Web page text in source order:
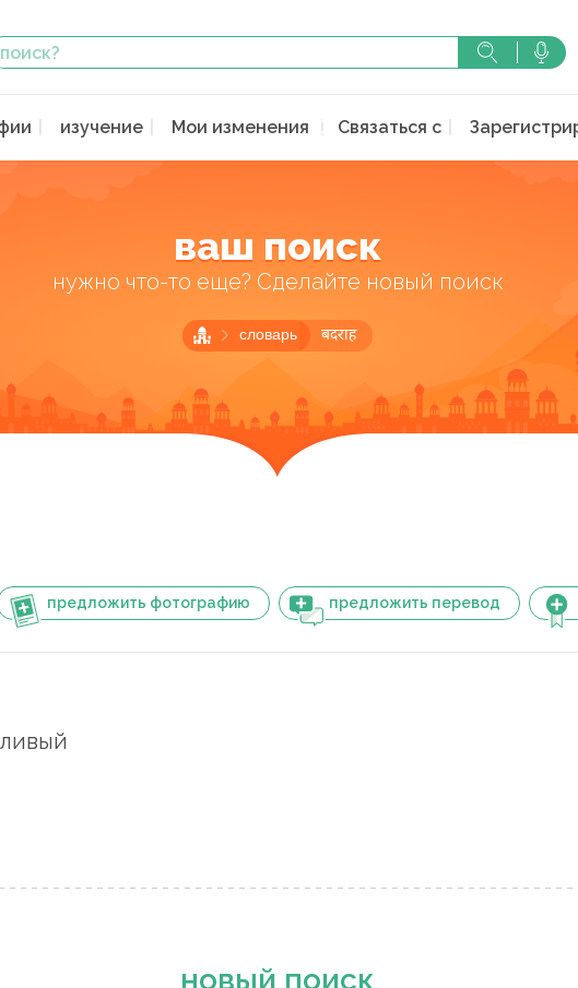
изучение Мои изменения Связаться с
ваш поиск
нужно что-то еще? Сделайте новый поиск
словарь बदराह
предложить фотографию предложить перевод
новый поиск